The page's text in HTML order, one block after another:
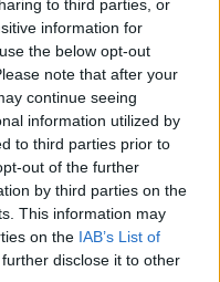
to third parties, or
information for
the below opt-out
note that after your
continue seeing
information utilized by
to third parties prior to
out of the further
by third parties on the
This information may
on the IAB’s List of
disclose it to other